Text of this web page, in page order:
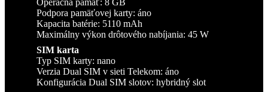
Operačná pamäť: 8 GB
Podpora pamäťovej karty: áno
Kapacita batérie: 5110 mAh
Maximálny výkon drôtového nabíjania: 45 W
SIM karta
Typ SIM karty: nano
Verzia Dual SIM v sieti Telekom: áno
Konfigurácia Dual SIM slotov: hybridný slot